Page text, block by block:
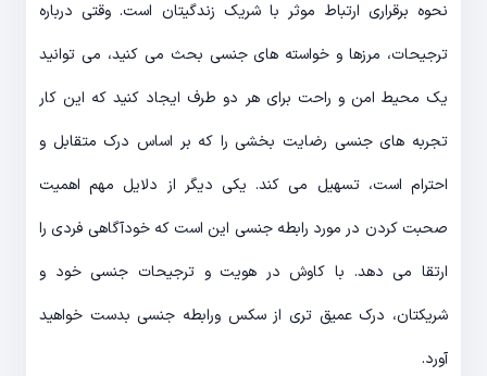
نحوه برقراری ارتباط موثر با شریک زندگیتان است. وقتی درباره
ترجیحات، مرزها و خواسته های جنسی بحث می کنید، می توانید
یک محیط امن و راحت برای هر دو طرف ایجاد کنید که این کار
تجربه های جنسی رضایت بخشی را که بر اساس درک متقابل و
احترام است، تسهیل می کند. یکی دیگر از دلایل مهم اهمیت
صحبت کردن در مورد رابطه جنسی این است که خودآگاهی فردی را
ارتقا می دهد. با کاوش در هویت و ترجیحات جنسی خود و
شریکتان، درک عمیق تری از سکس ورابطه جنسی بدست خواهید
آورد.